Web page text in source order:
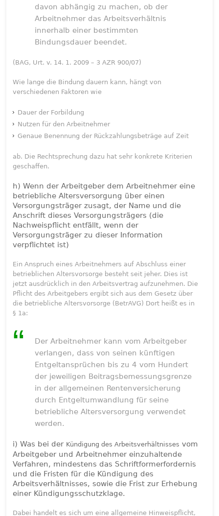
davon abhängig zu machen, ob der
Arbeitnehmer das Arbeitsverhältnis
innerhalb einer bestimmten
Bindungsdauer beendet.
(BAG, Urt. v. 14. 1. 2009 – 3 AZR 900/07)
Wie lange die Bindung dauern kann, hängt von
verschiedenen Faktoren wie
Dauer der Forbildung
Nutzen für den Arbeitnehmer
Genaue Benennung der Rückzahlungsbeträge auf Zeit
ab. Die Rechtsprechung dazu hat sehr konkrete Kriterien
geschaffen.
h) Wenn der Arbeitgeber dem Arbeitnehmer eine
betriebliche Altersversorgung über einen
Versorgungsträger zusagt, der Name und die
Anschrift dieses Versorgungsträgers (die
Nachweispflicht entfällt, wenn der
Versorgungsträger zu dieser Information
verpflichtet ist)
Ein Anspruch eines Arbeitnehmers auf Abschluss einer
betrieblichen Altersvorsorge besteht seit jeher. Dies ist
jetzt ausdrücklich in den Arbeitsvertrag aufzunehmen. Die
Pflicht des Arbeitgebers ergibt sich aus dem Gesetz über
die betriebliche Altersvorsorge (BetrAVG) Dort heißt es in
§ 1a:
Der Arbeitnehmer kann vom Arbeitgeber
verlangen, dass von seinen künftigen
Entgeltansprüchen bis zu 4 vom Hundert
der jeweiligen Beitragsbemessungsgrenze
in der allgemeinen Rentenversicherung
durch Entgeltumwandlung für seine
betriebliche Altersversorgung verwendet
werden.
i) Was bei der Kündigung des Arbeitsverhältnisses vom
Arbeitgeber und Arbeitnehmer einzuhaltende
Verfahren, mindestens das Schriftformerfordernis
und die Fristen für die Kündigung des
Arbeitsverhältnisses, sowie die Frist zur Erhebung
einer Kündigungsschutzklage.
Dabei handelt es sich um eine allgemeine Hinweispflicht,